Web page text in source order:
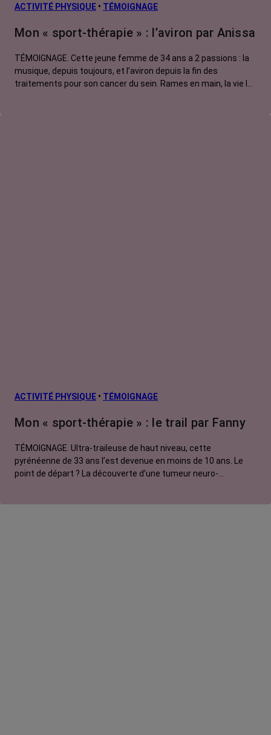
ACTIVITÉ PHYSIQUE • TÉMOIGNAGE
Mon « sport-thérapie » : l’aviron par Anissa
TÉMOIGNAGE. Cette jeune femme de 34 ans a 2 passions : la
musique, depuis toujours, et l’aviron depuis la fin des
traitements pour son cancer du sein. Rames en main, la vie lui
ACTIVITÉ PHYSIQUE • TÉMOIGNAGE
Mon « sport-thérapie » : le trail par Fanny
TÉMOIGNAGE. Ultra-traileuse de haut niveau, cette
pyrénéenne de 33 ans l’est devenue en moins de 10 ans. Le
point de départ ? La découverte d’une tumeur neuro-